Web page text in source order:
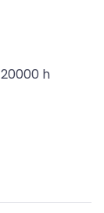
20000 h